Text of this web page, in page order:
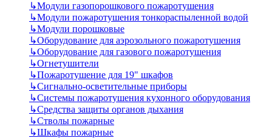
↳Модули газопорошкового пожаротушения
↳Модули пожаротушения тонкораспыленной водой
↳Модули порошковые
↳Оборудование для аэрозольного пожаротушения
↳Оборудование для газового пожаротушения
↳Огнетушители
↳Пожаротушение для 19" шкафов
↳Сигнально-осветительные приборы
↳Системы пожаротушения кухонного оборудования
↳Средства защиты органов дыхания
↳Стволы пожарные
↳Шкафы пожарные